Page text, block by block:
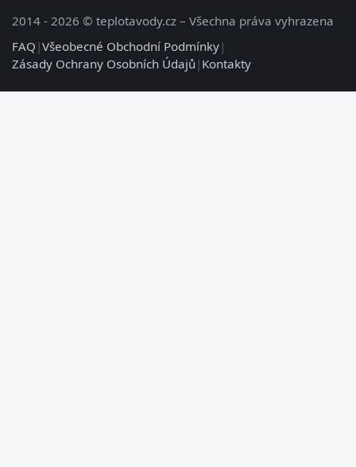
2014 - 2026 © teplotavody.cz – Všechna práva vyhrazena
FAQ |Všeobecné Obchodní Podmínky|
Zásady Ochrany Osobních Údajů | Kontakty